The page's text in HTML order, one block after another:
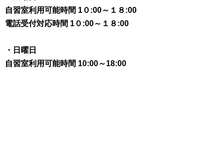
自習室利用可能時間 1０:00～１８:00
電話受付対応時間 1０:00～１８:00
・日曜日
自習室利用可能時間 10:00～18:00